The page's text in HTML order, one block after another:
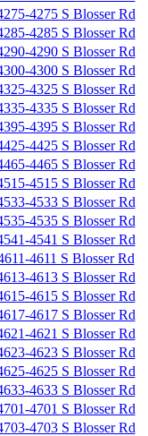
4275 S Blosser Rd
4285 S Blosser Rd
4290 S Blosser Rd
4300 S Blosser Rd
4325 S Blosser Rd
4335 S Blosser Rd
4395 S Blosser Rd
4425 S Blosser Rd
4465 S Blosser Rd
4515 S Blosser Rd
4533 S Blosser Rd
4535 S Blosser Rd
4541 S Blosser Rd
4611 S Blosser Rd
4613 S Blosser Rd
4615 S Blosser Rd
4617 S Blosser Rd
4621 S Blosser Rd
4623 S Blosser Rd
4625 S Blosser Rd
4633 S Blosser Rd
4701 S Blosser Rd
4703 S Blosser Rd